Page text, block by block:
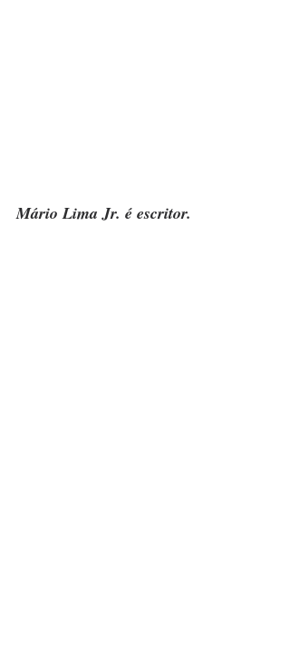
Mário Lima Jr. é escritor.